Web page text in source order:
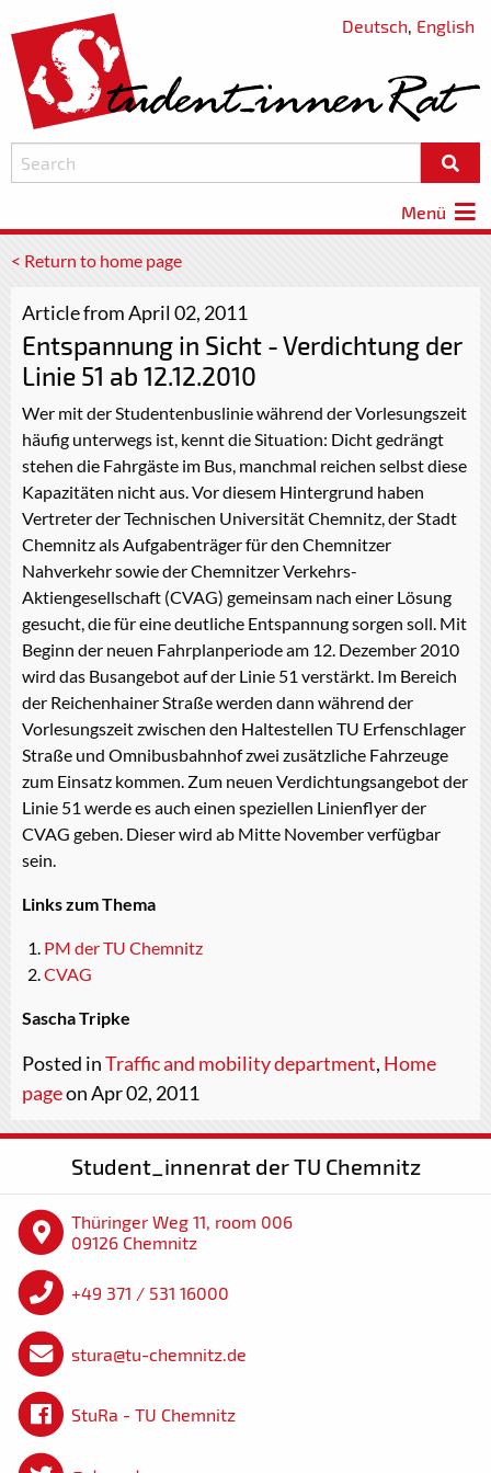
Deutsch, English
Menü
< Return to home page
Article from April 02, 2011
Entspannung in Sicht - Verdichtung der
Linie 51 ab 12.12.2010
Wer mit der Studentenbuslinie während der Vorlesungszeit
häufig unterwegs ist, kennt die Situation: Dicht gedrängt
stehen die Fahrgäste im Bus, manchmal reichen selbst diese
Kapazitäten nicht aus. Vor diesem Hintergrund haben
Vertreter der Technischen Universität Chemnitz, der Stadt
Chemnitz als Aufgabenträger für den Chemnitzer
Nahverkehr sowie der Chemnitzer Verkehrs-
Aktiengesellschaft (CVAG) gemeinsam nach einer Lösung
gesucht, die für eine deutliche Entspannung sorgen soll. Mit
Beginn der neuen Fahrplanperiode am 12. Dezember 2010
wird das Busangebot auf der Linie 51 verstärkt. Im Bereich
der Reichenhainer Straße werden dann während der
Vorlesungszeit zwischen den Haltestellen TU Erfenschlager
Straße und Omnibusbahnhof zwei zusätzliche Fahrzeuge
zum Einsatz kommen. Zum neuen Verdichtungsangebot der
Linie 51 werde es auch einen speziellen Linienflyer der
CVAG geben. Dieser wird ab Mitte November verfügbar
sein.
Links zum Thema
PM der TU Chemnitz
CVAG
Sascha Tripke
Posted inTraffic and mobility department, Home
pageon Apr 02, 2011
Student_innenrat der TU Chemnitz
Thüringer Weg 11, room 006
09126 Chemnitz
+49 371 / 531 16000
stura@tu-chemnitz.de
StuRa - TU Chemnitz